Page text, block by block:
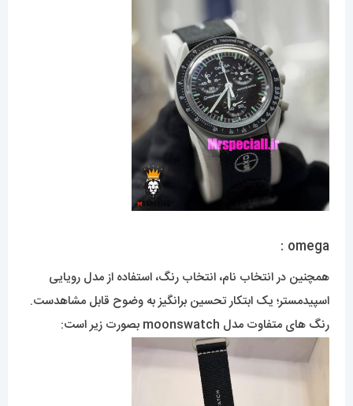
omega :
همچنین در انتخاب نام، انتخاب رنگ، استفاده از مدل رویایی
اسپیدمستر؛ یک ابتکار تحسین برانگیز به وضوح قابل مشاهدست.
رنگ های متفاوت مدل moonswatch بصورت زیر است: